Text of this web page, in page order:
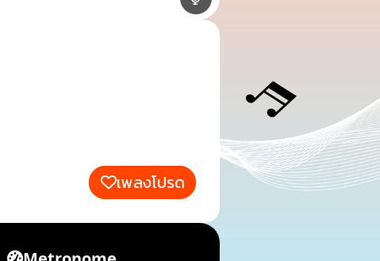
เพลงโปรด